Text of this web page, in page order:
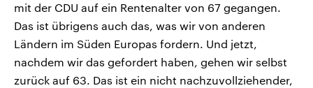
mit der CDU auf ein Rentenalter von 67 gegangen.
Das ist übrigens auch das, was wir von anderen
Ländern im Süden Europas fordern. Und jetzt,
nachdem wir das gefordert haben, gehen wir selbst
zurück auf 63. Das ist ein nicht nachzuvollziehender,